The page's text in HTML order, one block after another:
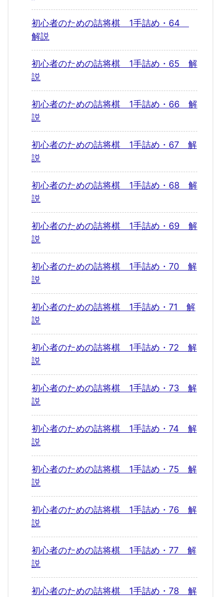
初心者のための詰将棋 1手詰め・64
解説
初心者のための詰将棋 1手詰め・65 解
説
初心者のための詰将棋 1手詰め・66 解
説
初心者のための詰将棋 1手詰め・67 解
説
初心者のための詰将棋 1手詰め・68 解
説
初心者のための詰将棋 1手詰め・69 解
説
初心者のための詰将棋 1手詰め・70 解
説
初心者のための詰将棋 1手詰め・71 解
説
初心者のための詰将棋 1手詰め・72 解
説
初心者のための詰将棋 1手詰め・73 解
説
初心者のための詰将棋 1手詰め・74 解
説
初心者のための詰将棋 1手詰め・75 解
説
初心者のための詰将棋 1手詰め・76 解
説
初心者のための詰将棋 1手詰め・77 解
説
初心者のための詰将棋 1手詰め・78 解